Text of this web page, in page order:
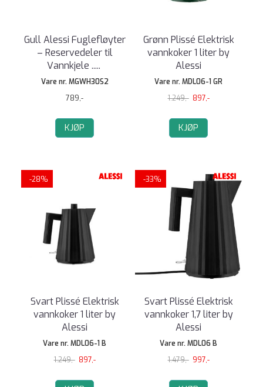
Gull Alessi Fuglefløyter
– Reservedeler til
Vannkjele .....
Vare nr. MGWH30S2
789,-
KJØP
Grønn Plissé Elektrisk
vannkoker 1 liter by
Alessi
Vare nr. MDL06-1 GR
1.249,- 897,-
KJØP
-28%
Svart Plissé Elektrisk
vannkoker 1 liter by
Alessi
Vare nr. MDL06-1 B
1.249,- 897,-
-33%
Svart Plissé Elektrisk
vannkoker 1,7 liter by
Alessi
Vare nr. MDL06 B
1.479,- 997,-